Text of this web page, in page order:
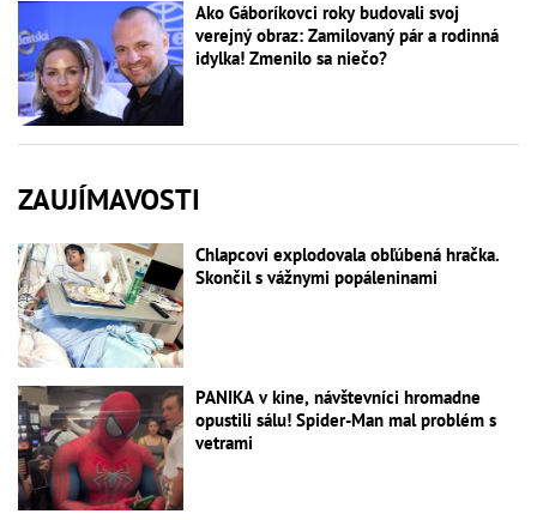
Ako Gáboríkovci roky budovali svoj
verejný obraz: Zamilovaný pár a rodinná
idylka! Zmenilo sa niečo?
ZAUJÍMAVOSTI
Chlapcovi explodovala obľúbená hračka.
Skončil s vážnymi popáleninami
PANIKA v kine, návštevníci hromadne
opustili sálu! Spider-Man mal problém s
vetrami